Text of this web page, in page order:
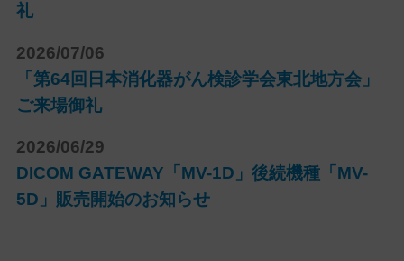
礼
2026/07/06
「第64回日本消化器がん検診学会東北地方会」
ご来場御礼
2026/06/29
DICOM GATEWAY「MV-1D」後続機種「MV-
5D」販売開始のお知らせ